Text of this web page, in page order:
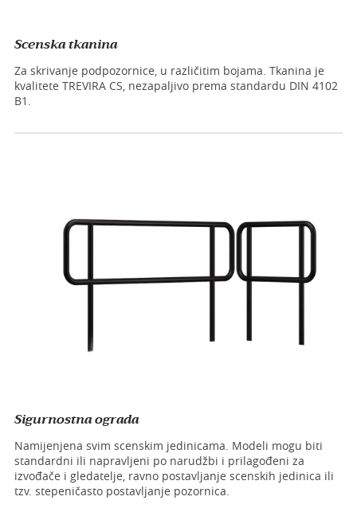
Scenska tkanina
Za skrivanje podpozornice, u različitim bojama. Tkanina je
kvalitete TREVIRA CS, nezapaljivo prema standardu DIN 4102
B1.
Sigurnostna ograda
Namijenjena svim scenskim jedinicama. Modeli mogu biti
standardni ili napravljeni po narudžbi i prilagođeni za
izvođače i gledatelje, ravno postavljanje scenskih jedinica ili
tzv. stepeničasto postavljanje pozornica.